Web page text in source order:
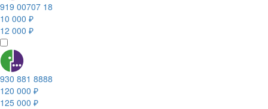
919 00707 18
10 000 ₽
12 000 ₽
930 881 8888
120 000 ₽
125 000 ₽